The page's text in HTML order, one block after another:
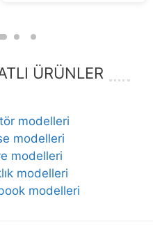
ÜRÜNLER
modelleri
modelleri
modelleri
modelleri
modelleri